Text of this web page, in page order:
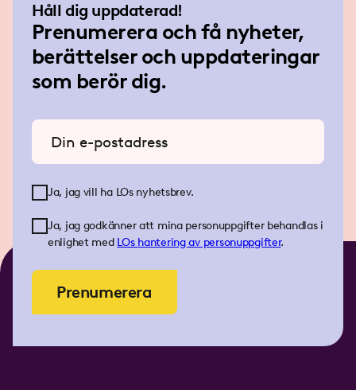
Håll dig uppdaterad!
Prenumerera och få nyheter,
berättelser och uppdateringar
som berör dig.
Ange din e-postadress
Ja, jag vill ha LOs nyhetsbrev.
Ja, jag godkänner att mina personuppgifter behandlas i
enlighet med LOs hantering av personuppgifter.
Prenumerera